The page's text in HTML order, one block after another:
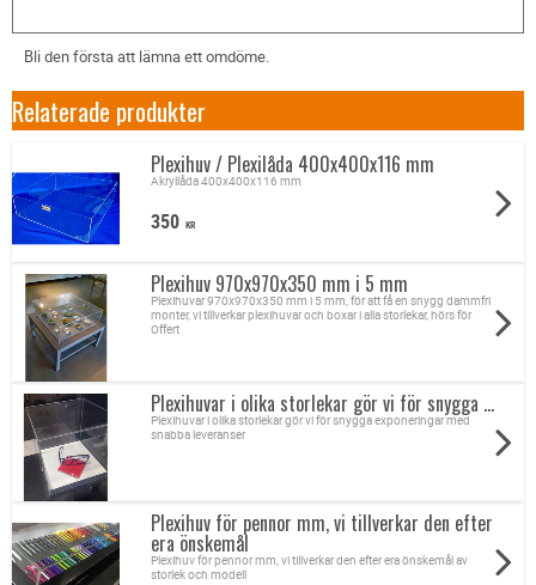
Bli den första att lämna ett omdöme.
Relaterade produkter
Plexihuv / Plexilåda 400x400x116 mm
Akryllåda 400x400x116 mm
350 KR
Plexihuv 970x970x350 mm i 5 mm
Plexihuvar 970x970x350 mm i 5 mm, för att få en snygg dammfri
monter, vi tillverkar plexihuvar och boxar i alla storlekar, hörs för
Offert
Plexihuvar i olika storlekar gör vi för snygga ...
Plexihuvar i olika storlekar gör vi för snygga exponeringar med
snabba leveranser
Plexihuv för pennor mm, vi tillverkar den efter
era önskemål
Plexihuv för pennor mm, vi tillverkar den efter era önskemål av
storlek och modell